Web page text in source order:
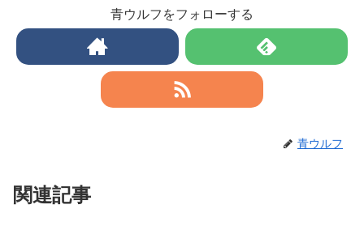
青ウルフをフォローする
青ウルフ
関連記事